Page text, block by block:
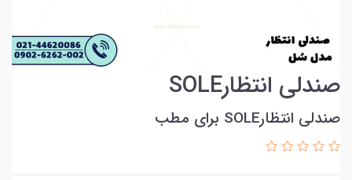
صندلی انتظارSOLE
صندلی انتظارSOLE برای مطب